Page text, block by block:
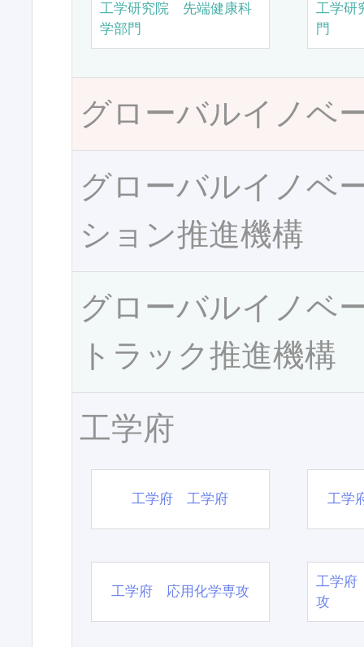
工学研究院 先端健康科
学部門
工学研
門
グローバルイノベ
グローバルイノベ
ション推進機構
グローバルイノベ
トラック推進機構
工学府
工学府 工学府 工学
工学府 応用化学専攻
工学府
攻